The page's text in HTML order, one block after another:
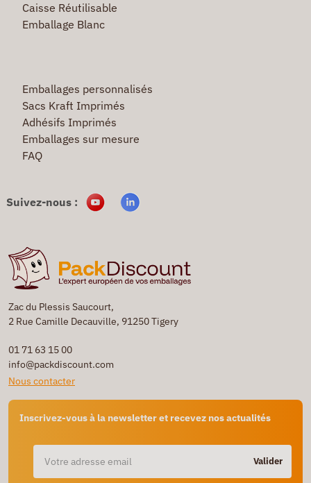
Zac du Plessis Saucourt,
2 Rue Camille Decauville, 91250 Tigery
01 71 63 15 00
info@packdiscount.com
Nous contacter
Inscrivez-vous à la newsletter et recevez nos actualités
Valider
Caisse Réutilisable
Emballage Blanc
Emballages personnalisés
Sacs Kraft Imprimés
Adhésifs Imprimés
Emballages sur mesure
FAQ
Suivez-nous :